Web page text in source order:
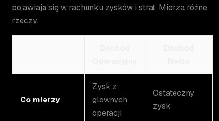
pojawiaja się w rachunku zysków i strat. Mierza różne
rzeczy.
Co mierzy
Zysk z
glownych
operacji
Ostateczny
zysk